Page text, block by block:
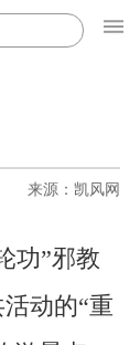
来源：凯风网
”邪教
动的“重